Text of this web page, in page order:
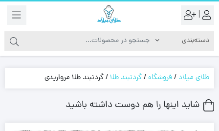
|
طلای میلاد /فروشگاه/گردنبند طلا/گردنبند طلا مرواریدی
شاید اینها را هم دوست داشته باشید